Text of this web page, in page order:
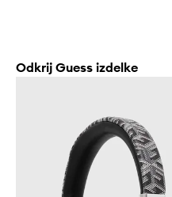
Odkrij Guess izdelke